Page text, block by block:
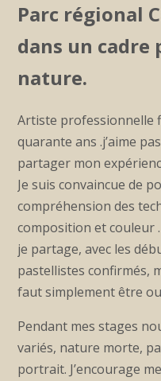
Parc régional
dans un cadre
nature.
Artiste professionnelle
quarante ans .j’aime
partager mon
Je suis convaincue de
compréhension des
composition et couleur
je partage, avec les
pastellistes confirmés,
faut simplement être
Pendant mes stages
variés, nature morte,
portrait. J’encourage